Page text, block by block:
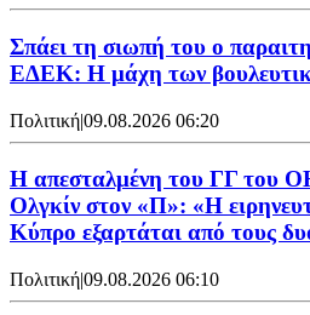
Σπάει τη σιωπή του ο
ΕΔΕΚ: Η μάχη των
Πολιτική|09.08.2026 06:20
Η απεσταλμένη του ΓΓ του
Ολγκίν στον «Π»: «Η
Κύπρο εξαρτάται από τους
Πολιτική|09.08.2026 06:10